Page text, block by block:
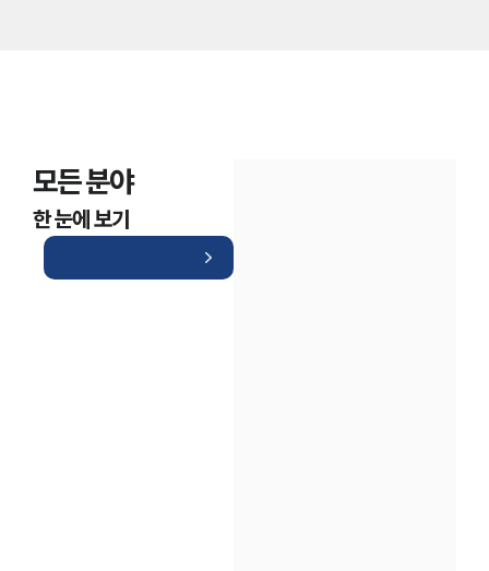
모든 분야
한 눈에 보기